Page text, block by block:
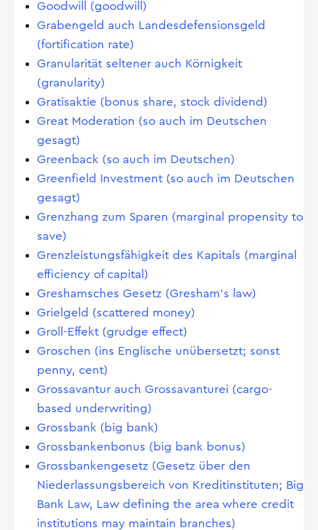
Goodwill (goodwill)
Grabengeld auch Landesdefensionsgeld
(fortification rate)
Granularität seltener auch Körnigkeit
(granularity)
Gratisaktie (bonus share, stock dividend)
Great Moderation (so auch im Deutschen
gesagt)
Greenback (so auch im Deutschen)
Greenfield Investment (so auch im Deutschen
gesagt)
Grenzhang zum Sparen (marginal propensity to
save)
Grenzleistungsfähigkeit des Kapitals (marginal
efficiency of capital)
Greshamsches Gesetz (Gresham's law)
Grielgeld (scattered money)
Groll-Effekt (grudge effect)
Groschen (ins Englische unübersetzt; sonst
penny, cent)
Grossavantur auch Grossavanturei (cargo-
based underwriting)
Grossbank (big bank)
Grossbankenbonus (big bank bonus)
Grossbankengesetz (Gesetz über den
Niederlassungsbereich von Kreditinstituten; Big
Bank Law, Law defining the area where credit
institutions may maintain branches)